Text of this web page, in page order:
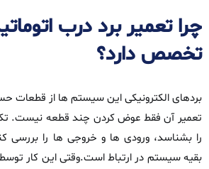
چرا تعمیر برد درب
تخصص دارد؟
بردهای الکترونیکی این سیستم‌ ها از قطعات
تعمیر آن فقط عوض‌ کردن چند قطعه نیست.
را بشناسد، ورودی‌ ها و خروجی‌ ها را بررسی
بقیه‌ سیستم در ارتباط است.وقتی این کار